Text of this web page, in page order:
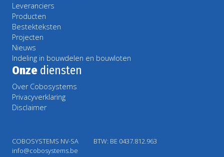
Leveranciers
Producten
Bestekteksten
Projecten
Nieuws
Indeling in bouwdelen en bouwloten
Onze diensten
Over Cobosystems
Privacyverklaring
Disclaimer
COBOSYSTEMS NV-SA
BTW: BE 0437.812.963
info@cobosystems.be